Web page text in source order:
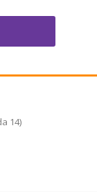
14)